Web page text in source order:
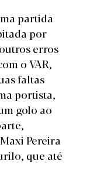
partida
por
erros
o VAR,
faltas
portista,
golo ao
Pereira
que até